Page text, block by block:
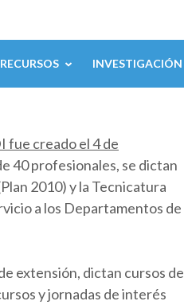
RECURSOS INVESTIGACIÓN
fue creado el 4 de
40 profesionales, se dictan
2010) y la Tecnicatura
a los Departamentos de
extensión, dictan cursos de
y jornadas de interés